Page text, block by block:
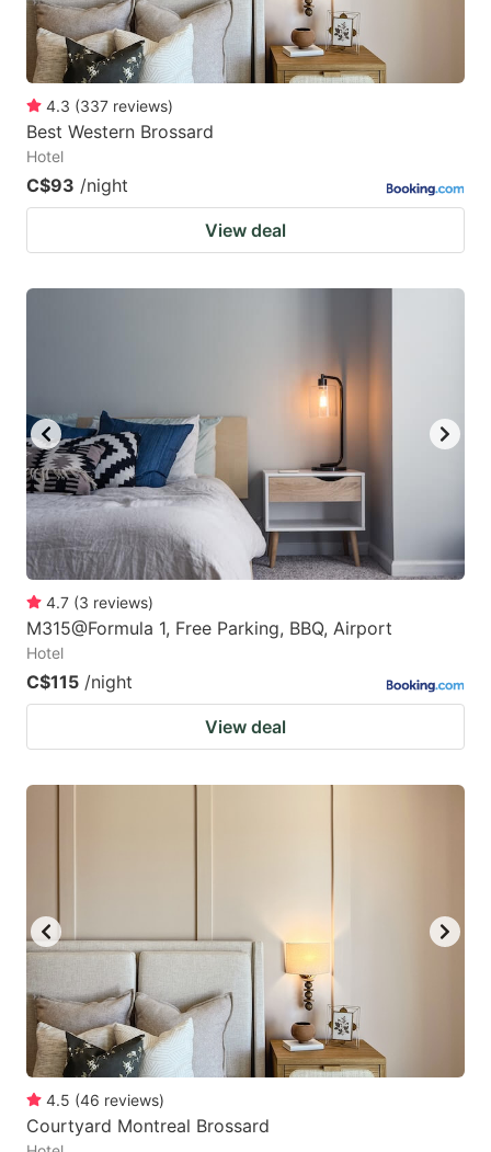
4.3 (337 reviews)
Best Western Brossard
Hotel
C$93 /night
View deal
4.7 (3 reviews)
M315@Formula 1, Free Parking, BBQ, Airport
Hotel
C$115 /night
View deal
4.5 (46 reviews)
Courtyard Montreal Brossard